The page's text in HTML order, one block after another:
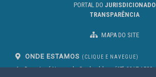
PORTAL DO JURISDICIONADO
TRANSPARÊNCIA
MAPA DO SITE
ONDE ESTAMOS (CLIQUE E NAVEGUE)
Av. Des. José Nunes da Cunha, bloco(67) 3317-1500